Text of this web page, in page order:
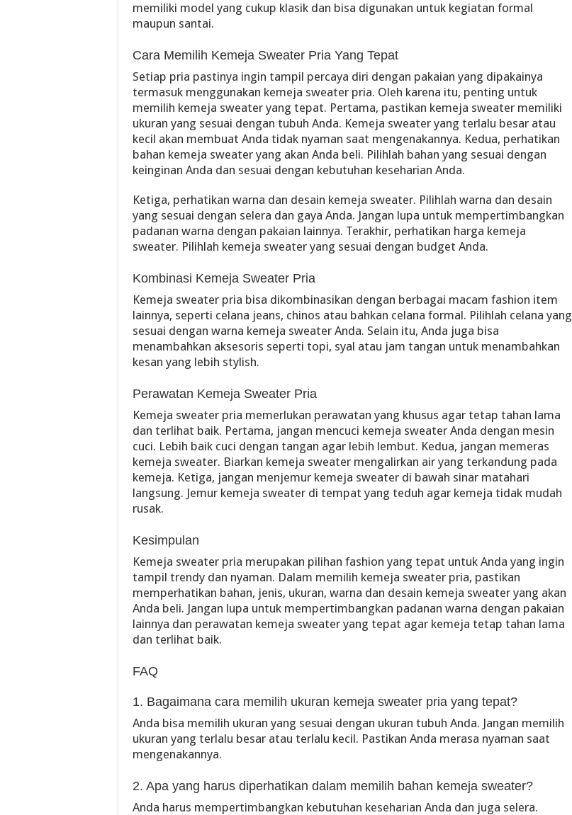
memiliki model yang cukup klasik dan bisa digunakan untuk kegiatan formal
maupun santai.
Cara Memilih Kemeja Sweater Pria Yang Tepat
Setiap pria pastinya ingin tampil percaya diri dengan pakaian yang dipakainya
termasuk menggunakan kemeja sweater pria. Oleh karena itu, penting untuk
memilih kemeja sweater yang tepat. Pertama, pastikan kemeja sweater memiliki
ukuran yang sesuai dengan tubuh Anda. Kemeja sweater yang terlalu besar atau
kecil akan membuat Anda tidak nyaman saat mengenakannya. Kedua, perhatikan
bahan kemeja sweater yang akan Anda beli. Pilihlah bahan yang sesuai dengan
keinginan Anda dan sesuai dengan kebutuhan keseharian Anda.
Ketiga, perhatikan warna dan desain kemeja sweater. Pilihlah warna dan desain
yang sesuai dengan selera dan gaya Anda. Jangan lupa untuk mempertimbangkan
padanan warna dengan pakaian lainnya. Terakhir, perhatikan harga kemeja
sweater. Pilihlah kemeja sweater yang sesuai dengan budget Anda.
Kombinasi Kemeja Sweater Pria
Kemeja sweater pria bisa dikombinasikan dengan berbagai macam fashion item
lainnya, seperti celana jeans, chinos atau bahkan celana formal. Pilihlah celana yang
sesuai dengan warna kemeja sweater Anda. Selain itu, Anda juga bisa
menambahkan aksesoris seperti topi, syal atau jam tangan untuk menambahkan
kesan yang lebih stylish.
Perawatan Kemeja Sweater Pria
Kemeja sweater pria memerlukan perawatan yang khusus agar tetap tahan lama
dan terlihat baik. Pertama, jangan mencuci kemeja sweater Anda dengan mesin
cuci. Lebih baik cuci dengan tangan agar lebih lembut. Kedua, jangan memeras
kemeja sweater. Biarkan kemeja sweater mengalirkan air yang terkandung pada
kemeja. Ketiga, jangan menjemur kemeja sweater di bawah sinar matahari
langsung. Jemur kemeja sweater di tempat yang teduh agar kemeja tidak mudah
rusak.
Kesimpulan
Kemeja sweater pria merupakan pilihan fashion yang tepat untuk Anda yang ingin
tampil trendy dan nyaman. Dalam memilih kemeja sweater pria, pastikan
memperhatikan bahan, jenis, ukuran, warna dan desain kemeja sweater yang akan
Anda beli. Jangan lupa untuk mempertimbangkan padanan warna dengan pakaian
lainnya dan perawatan kemeja sweater yang tepat agar kemeja tetap tahan lama
dan terlihat baik.
FAQ
1. Bagaimana cara memilih ukuran kemeja sweater pria yang tepat?
Anda bisa memilih ukuran yang sesuai dengan ukuran tubuh Anda. Jangan memilih
ukuran yang terlalu besar atau terlalu kecil. Pastikan Anda merasa nyaman saat
mengenakannya.
2. Apa yang harus diperhatikan dalam memilih bahan kemeja sweater?
Anda harus mempertimbangkan kebutuhan keseharian Anda dan juga selera.